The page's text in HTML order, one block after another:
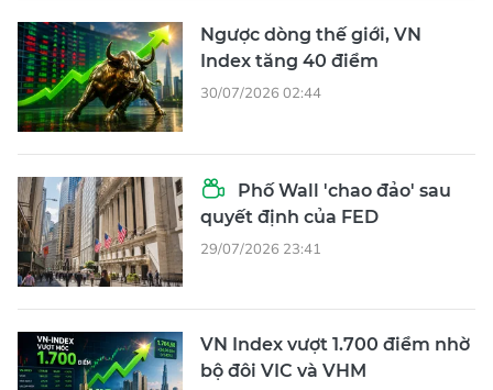
Ngược dòng thế giới, VN
Index tăng 40 điểm
30/07/2026 02:44
Phố Wall 'chao đảo' sau
quyết định của FED
29/07/2026 23:41
VN Index vượt 1.700 điểm nhờ
bộ đôi VIC và VHM